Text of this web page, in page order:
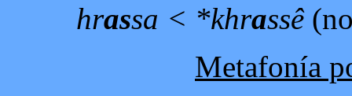
hrassa < *khrassê
Metafonía